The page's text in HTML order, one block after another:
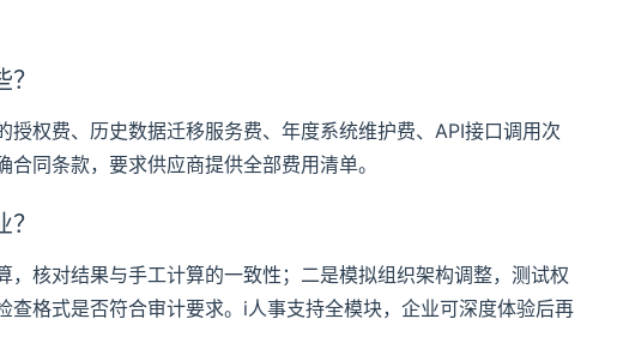
权费、历史数据迁移服务费、年度系统维护费、API接口调用次
同条款，要求供应商提供全部费用清单。
，核对结果与手工计算的一致性；二是模拟组织架构调整，测试权
查格式是否符合审计要求。i人事支持全模块，企业可深度体验后再